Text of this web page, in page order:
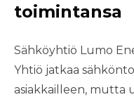
toimintansa
Sähköyhtiö Lumo
Yhtiö jatkaa
asiakkailleen, mutta